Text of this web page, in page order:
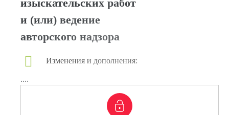
изыскательских работ
и (или) ведение
авторского надзора
Изменения и дополнения:
....